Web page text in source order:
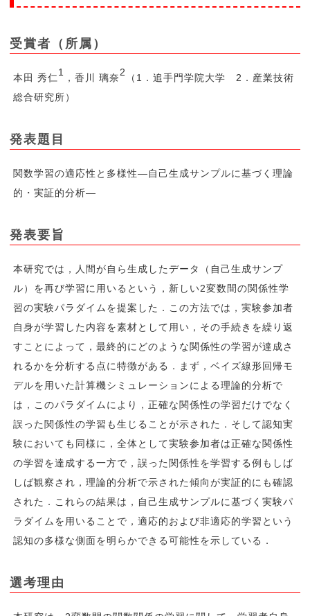
受賞者（所属）
本田 秀仁1 ，香川 璃奈2
（1．追手門学院大学 2．産業技術
総合研究所）
発表題目
関数学習の適応性と多様性―自己生成サンプルに基づく理論
的・実証的分析―
発表要旨
本研究では，人間が自ら生成したデータ（自己生成サンプ
ル）を再び学習に用いるという，新しい2変数間の関係性学
習の実験パラダイムを提案した．この方法では，実験参加者
自身が学習した内容を素材として用い，その手続きを繰り返
すことによって，最終的にどのような関係性の学習が達成さ
れるかを分析する点に特徴がある．まず，ベイズ線形回帰モ
デルを用いた計算機シミュレーションによる理論的分析で
は，このパラダイムにより，正確な関係性の学習だけでなく
誤った関係性の学習も生じることが示された．そして認知実
験においても同様に，全体として実験参加者は正確な関係性
の学習を達成する一方で，誤った関係性を学習する例もしば
しば観察され，理論的分析で示された傾向が実証的にも確認
された．これらの結果は，自己生成サンプルに基づく実験パ
ラダイムを用いることで，適応的および非適応的学習という
認知の多様な側面を明らかできる可能性を示している．
選考理由